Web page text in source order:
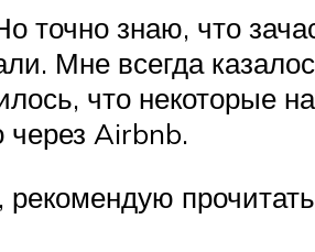
точно знаю, что
Мне всегда
что некоторые
через Airbnb.
прочитать